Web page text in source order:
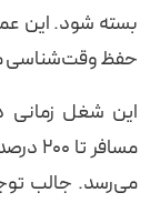
بسته شود. این
حفظ وقت‌شناسی
این شغل زمانی
می‌رسد. جالب